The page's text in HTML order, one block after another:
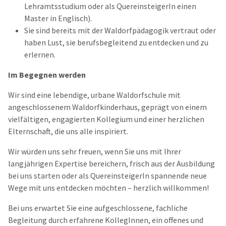
Lehramtsstudium oder als QuereinsteigerIn einen
Master in Englisch).
Sie sind bereits mit der Waldorfpädagogik vertraut oder
haben Lust, sie berufsbegleitend zu entdecken und zu
erlernen.
Im Begegnen werden
Wir sind eine lebendige, urbane Waldorfschule mit
angeschlossenem Waldorfkinderhaus, geprägt von einem
vielfältigen, engagierten Kollegium und einer herzlichen
Elternschaft, die uns alle inspiriert.
Wir würden uns sehr freuen, wenn Sie uns mit Ihrer
langjährigen Expertise bereichern, frisch aus der Ausbildung
bei uns starten oder als QuereinsteigerIn spannende neue
Wege mit uns entdecken möchten – herzlich willkommen!
Bei uns erwartet Sie eine aufgeschlossene, fachliche
Begleitung durch erfahrene KollegInnen, ein offenes und